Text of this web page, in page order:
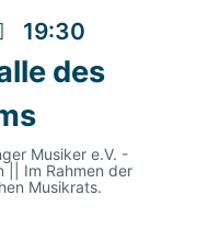
19:30
des
Musiker e.V. -
|| Im Rahmen der
Musikrats.